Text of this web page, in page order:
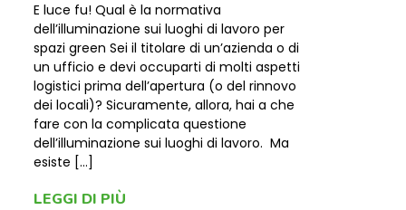
E luce fu! Qual è la normativa
dell’illuminazione sui luoghi di lavoro per
spazi green Sei il titolare di un’azienda o di
un ufficio e devi occuparti di molti aspetti
logistici prima dell’apertura (o del rinnovo
dei locali)? Sicuramente, allora, hai a che
fare con la complicata questione
dell’illuminazione sui luoghi di lavoro. Ma
esiste […]
LEGGI DI PIÙ